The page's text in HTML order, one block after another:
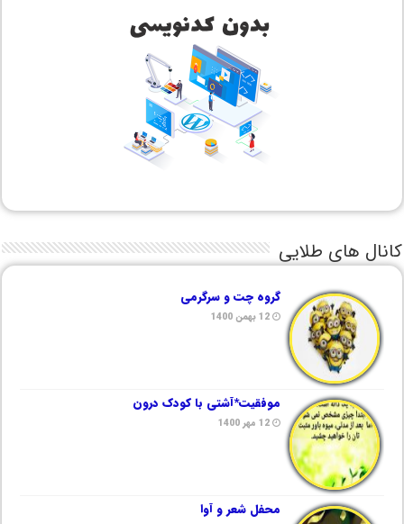
کانال های طلایی
گروه چت و سرگرمی
12 بهمن 1400
موفقیت*آشتی با کودک درون
12 مهر 1400
محفل شعر و آوا